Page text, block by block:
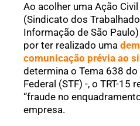
Ao acolher uma Ação
(Sindicato dos
Informação de São
por ter realizado uma
comunicação prévia ao
determina o Tema 638 do
Federal (STF) -, o TRT-15
“fraude no
empresa.